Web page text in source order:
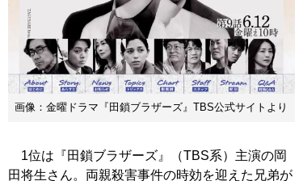
画像：金曜ドラマ『田鎖ブラザーズ』TBS公式サイトより
1位は『田鎖ブラザーズ』（TBS系）主演の岡
田将生さん。両親殺害事件の時効を迎えた兄弟が